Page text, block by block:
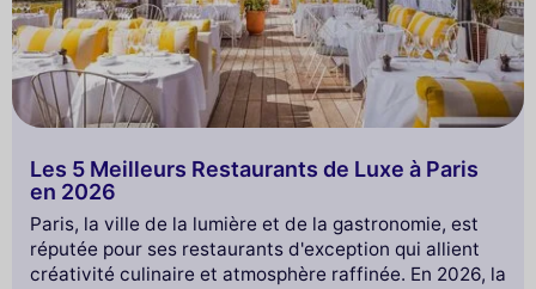
Les 5 Meilleurs Restaurants de Luxe à Paris
en 2026
Paris, la ville de la lumière et de la gastronomie, est
réputée pour ses restaurants d'exception qui allient
créativité culinaire et atmosphère raffinée. En 2026, la